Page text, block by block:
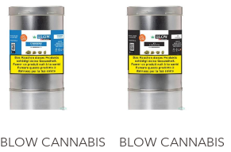
BLOW CANNABIS
BLOW CANNABIS